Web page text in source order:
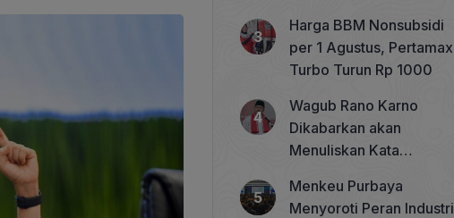
Memperkuat Tata Kelola
Perhutanan Sosial
Harga BBM Nonsubsidi
per 1 Agustus, Pertamax
Turbo Turun Rp 1000
Wagub Rano Karno
Dikabarkan akan
Menuliskan Kata
Betawi 100 Tahun
Menkeu Purbaya
Menyoroti Peran Industri